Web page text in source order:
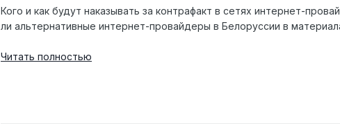
Кого и как будут наказывать за контрафакт в сетях интернет-
ли альтернативные интернет-провайдеры в Белоруссии в
Читать полностью